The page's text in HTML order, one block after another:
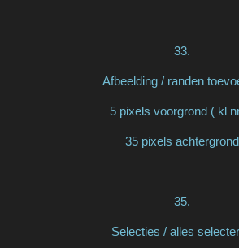
33.
Afbeelding / randen
5 pixels voorgrond ( kl
35 pixels achtergrond
35.
Selecties / alles